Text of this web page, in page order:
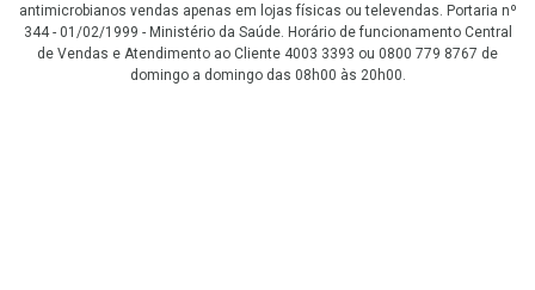
antimicrobianos vendas apenas em lojas físicas ou televendas. Portaria nº
344 - 01/02/1999 - Ministério da Saúde. Horário de funcionamento Central
de Vendas e Atendimento ao Cliente 4003 3393 ou 0800 779 8767 de
domingo a domingo das 08h00 às 20h00.